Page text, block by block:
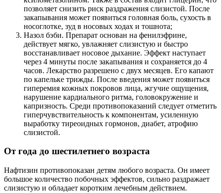
позволяет снизить риск раздражения слизистой. После
закапывания может появиться головная боль, сухость в
носоглотке, зуд в носовых ходах и тошнота;
Назол бэби. Препарат основан на фенилэфрине,
действует мягко, увлажняет слизистую и быстро
восстанавливает носовое дыхание. Эффект наступает
через 4 минуты после закапывания и сохраняется до 4
часов. Лекарство разрешено с двух месяцев. Его капают
по капельке трижды. После введения может появиться
гиперемия кожных покровов лица, жгучие ощущения,
нарушение кардиального ритма, головокружение и
капризность. Среди противопоказаний следует отметить
гиперчувствительность к компонентам, усиленную
выработку тиреоидных гормонов, диабет, атрофию
слизистой.
От года до шестилетнего возраста
Нафтизин противопоказан детям любого возраста. Он имеет
большое количество побочных эффектов, сильно раздражает
слизистую и обладает коротким лечебным действием.